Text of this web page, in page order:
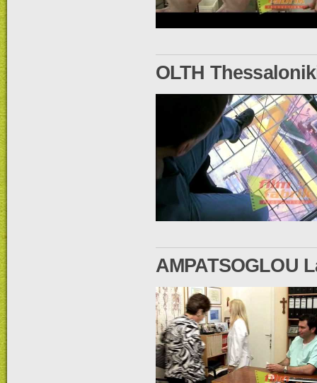
OLTH
AMPATSOGLOU